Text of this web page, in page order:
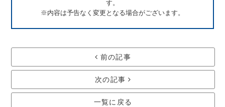
す。
※内容は予告なく変更となる場合がございます。
前の記事
次の記事
一覧に戻る